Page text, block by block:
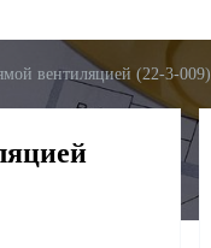
вентиляцией (22-3-009)